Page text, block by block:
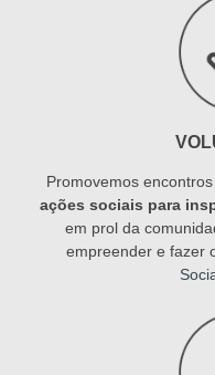
Promovemos
ações sociais para
em prol da
empreender e fazer